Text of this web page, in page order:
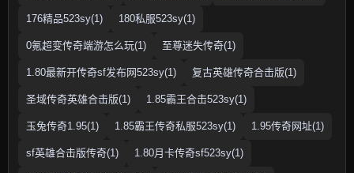
176精品523sy(1) 180私服523sy(1)
0氪超变传奇端游怎么玩(1) 至尊迷失传奇(1)
1.80最新开传奇sf发布网523sy(1) 复古英雄传奇合击版(1)
圣域传奇英雄合击版(1) 1.85霸王合击523sy(1)
玉兔传奇1.95(1) 1.85霸王传奇私服523sy(1) 1.95传奇网址(1)
sf英雄合击版传奇(1) 1.80月卡传奇sf523sy(1)